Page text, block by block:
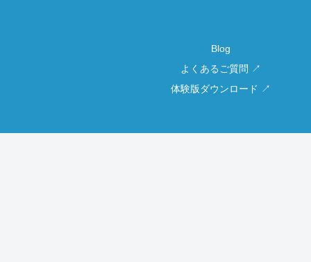
Blog
よくあるご質問 ↗
体験版ダウンロード ↗